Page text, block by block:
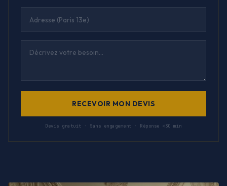
RECEVOIR MON DEVIS
Devis gratuit · Sans engagement · Réponse <30 min